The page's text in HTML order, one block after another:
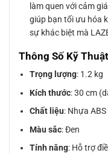
làm quen với cảm
giúp bạn tối ưu hóa
sự khác biệt mà
Thông Số Kỹ
Trọng lượng: 1.2 kg
Kích thước: 30 cm
Chất liệu: Nhựa
Màu sắc: Đen
Tính năng: Hỗ trợ